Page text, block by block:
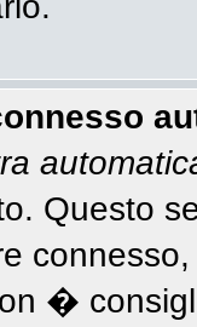
Questo
�